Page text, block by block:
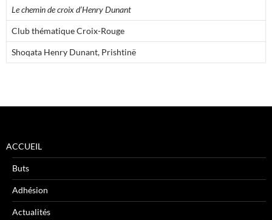
Le chemin de croix d’Henry Dunant
Club thématique Croix-Rouge
Shoqata Henry Dunant, Prishtinë
ACCUEIL
Buts
Adhésion
Actualités